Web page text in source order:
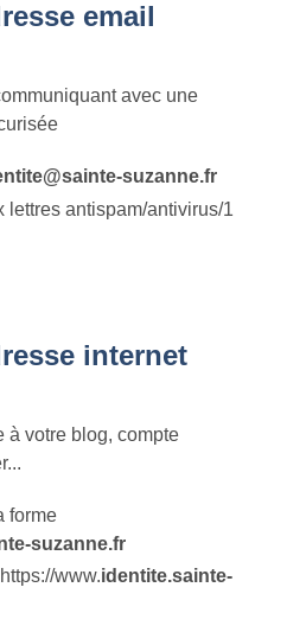
email
avec une
suzanne.fr
lettres antispam/antivirus/1
internet
à votre blog, compte
forme
suzanne.fr
www.identite.sainte-